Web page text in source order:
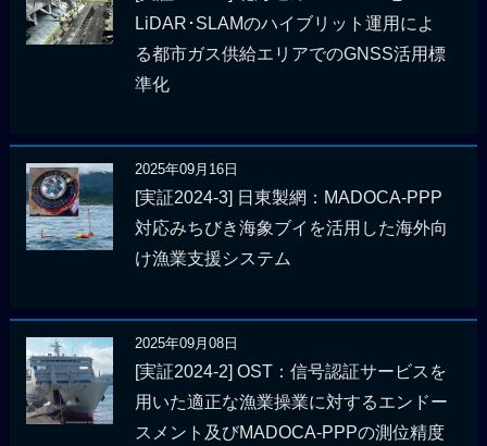
LiDAR･SLAMのハイブリット運用によ
る都市ガス供給エリアでのGNSS活用標
準化
2025年09月16日
[実証2024-3] 日東製網：MADOCA-PPP
対応みちびき海象ブイを活用した海外向
け漁業支援システム
2025年09月08日
[実証2024-2] OST：信号認証サービスを
用いた適正な漁業操業に対するエンドー
スメント及びMADOCA-PPPの測位精度